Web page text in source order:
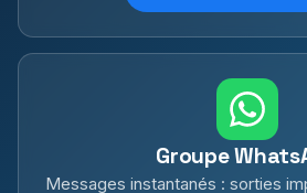
Groupe
Messages instantanés : sorties